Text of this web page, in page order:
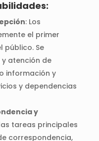
: Los
el primer
público. Se
atención de
información y
y dependencias
y
tareas principales
correspondencia,